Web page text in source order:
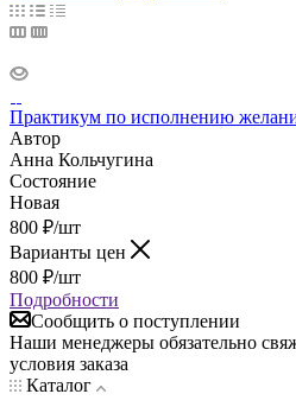
Практикум по исполнению
Автор
Анна Кольчугина
Состояние
Новая
800 ₽/шт
Варианты цен
800 ₽/шт
Подробности
Сообщить о поступлении
Наши менеджеры обязательно
условия заказа
Каталог